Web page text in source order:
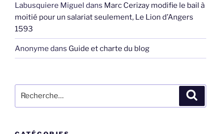
Labusquiere Miguel dans Marc Cerizay modifie le bail à
moitié pour un salariat seulement, Le Lion d’Angers
1593
Anonyme dans Guide et charte du blog
pour